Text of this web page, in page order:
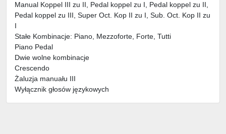
Manual Koppel III zu II, Pedal koppel zu I, Pedal koppel zu II,
Pedal koppel zu III, Super Oct. Kop II zu I, Sub. Oct. Kop II zu
I
Stałe Kombinacje: Piano, Mezzoforte, Forte, Tutti
Piano Pedal
Dwie wolne kombinacje
Crescendo
Żaluzja manuału III
Wyłącznik głosów językowych